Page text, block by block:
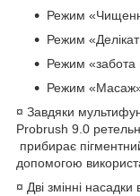
Режим
Режим
Режим «забота
Режим
¤ Завдяки
Probrush 9.0
прибирає
допомогою
¤ Дві змінні